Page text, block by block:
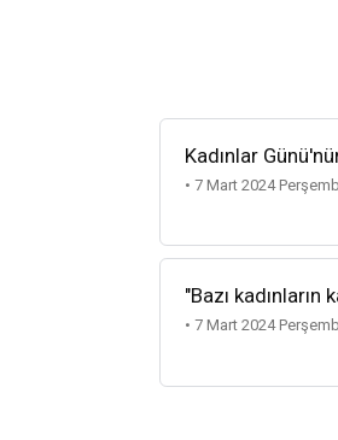
Kadınlar
• 7 Mart 2024
"Bazı kadınların
• 7 Mart 2024